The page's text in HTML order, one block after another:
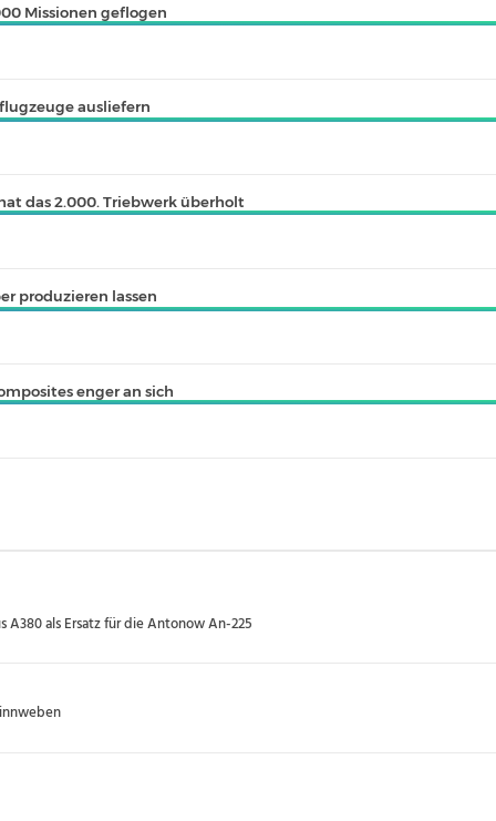
Missionen geflogen
ausliefern
das 2.000. Triebwerk überholt
produzieren lassen
enger an sich
A380 als Ersatz für die Antonow An-225